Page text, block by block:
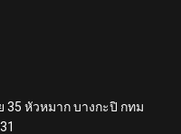
35 หัวหมาก บางกะปิ กทม